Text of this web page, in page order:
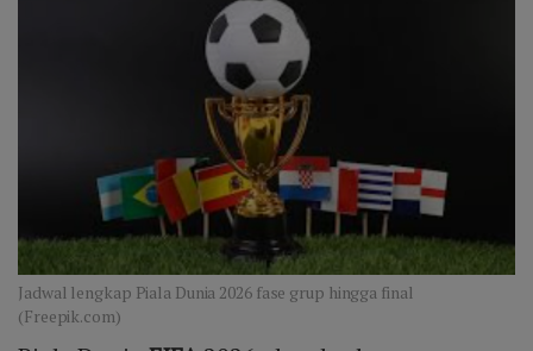
Jadwal lengkap Piala Dunia 2026 fase grup hingga final
(Freepik.com)